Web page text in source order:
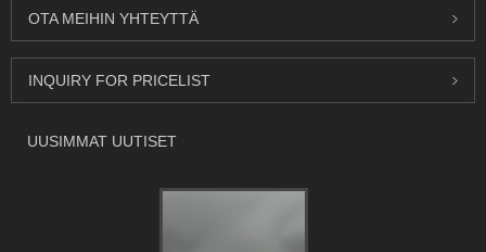
OTA MEIHIN YHTEYTTÄ
INQUIRY FOR PRICELIST
UUSIMMAT UUTISET